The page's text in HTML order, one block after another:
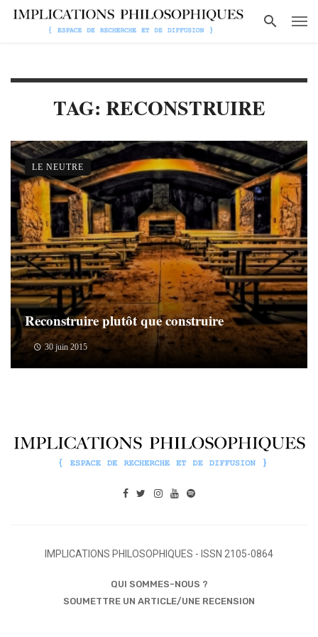
TAG: RECONSTRUIRE
Reconstruire plutôt que construire
30 juin 2015
LE NEUTRE
IMPLICATIONS PHILOSOPHIQUES - ISSN 2105-0864
QUI SOMMES-NOUS ?
SOUMETTRE UN ARTICLE/UNE RECENSION